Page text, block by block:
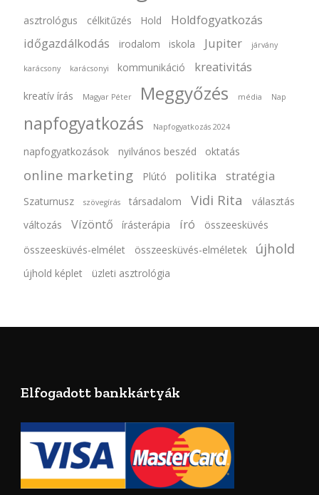
asztrológus célkitűzés Hold
Holdfogyatkozás
időgazdálkodás
irodalom iskola Jupiter járvány
karácsony karácsonyi kommunikáció kreativitás
kreatív írás Magyar Péter Meggyőzés média Nap
napfogyatkozás Napfogyatkozás 2024
napfogyatkozások nyilvános beszéd oktatás
online marketing Plútó politika stratégia
Szaturnusz szövegírás társadalom Vidi Rita
választás
változás
Vízöntő írásterápia író
összeesküvés
összeesküvés-elmélet
összeesküvés-elméletek újhold
újhold képlet üzleti asztrológia
Elfogadott bankkártyák